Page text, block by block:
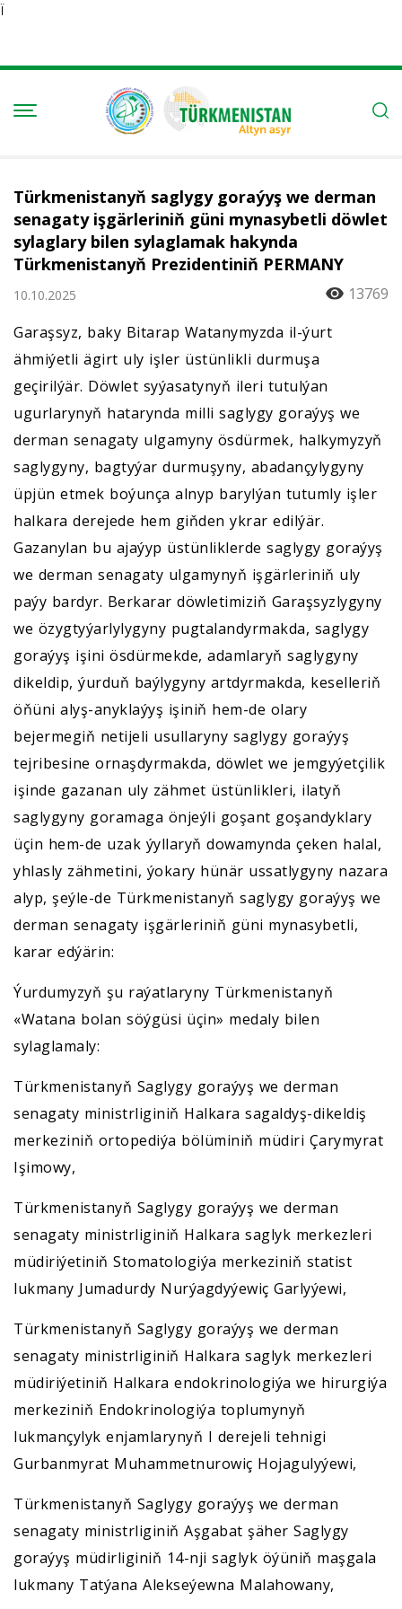
Ï
Türkmenistanyň saglygy goraýyş we derman
senagaty işgärleriniň güni mynasybetli döwlet
sylaglary bilen sylaglamak hakynda
Türkmenistanyň Prezidentiniň PERMANY
10.10.2025
13769
Garaşsyz, baky Bitarap Watanymyzda il-ýurt
ähmiýetli ägirt uly işler üstünlikli durmuşa
geçirilýär. Döwlet syýasatynyň ileri tutulýan
ugurlarynyň hatarynda milli saglygy goraýyş we
derman senagaty ulgamyny ösdürmek, halkymyzyň
saglygyny, bagtyýar durmuşyny, abadançylygyny
üpjün etmek boýunça alnyp barylýan tutumly işler
halkara derejede hem giňden ykrar edilýär.
Gazanylan bu ajaýyp üstünliklerde saglygy goraýyş
we derman senagaty ulgamynyň işgärleriniň uly
paýy bardyr. Berkarar döwletimiziň Garaşsyzlygyny
we özygtyýarlylygyny pugtalandyrmakda, saglygy
goraýyş işini ösdürmekde, adamlaryň saglygyny
dikeldip, ýurduň baýlygyny artdyrmakda, keselleriň
öňüni alyş-anyklaýyş işiniň hem-de olary
bejermegiň netijeli usullaryny saglygy goraýyş
tejribesine ornaşdyrmakda, döwlet we jemgyýetçilik
işinde gazanan uly zähmet üstünlikleri, ilatyň
saglygyny goramaga önjeýli goşant goşandyklary
üçin hem-de uzak ýyllaryň dowamynda çeken halal,
yhlasly zähmetini, ýokary hünär ussatlygyny nazara
alyp, şeýle-de Türkmenistanyň saglygy goraýyş we
derman senagaty işgärleriniň güni mynasybetli,
karar edýärin:
Ýurdumyzyň şu raýatlaryny Türkmenistanyň
«Watana bolan söýgüsi üçin» medaly bilen
sylaglamaly:
Türkmenistanyň Saglygy goraýyş we derman
senagaty ministrliginiň Halkara sagaldyş-dikeldiş
merkeziniň ortopediýa bölüminiň müdiri Çarymyrat
Işimowy,
Türkmenistanyň Saglygy goraýyş we derman
senagaty ministrliginiň Halkara saglyk merkezleri
müdiriýetiniň Stomatologiýa merkeziniň statist
lukmany Jumadurdy Nurýagdyýewiç Garlyýewi,
Türkmenistanyň Saglygy goraýyş we derman
senagaty ministrliginiň Halkara saglyk merkezleri
müdiriýetiniň Halkara endokrinologiýa we hirurgiýa
merkeziniň Endokrinologiýa toplumynyň
lukmançylyk enjamlarynyň I derejeli tehnigi
Gurbanmyrat Muhammetnurowiç Hojagulyýewi,
Türkmenistanyň Saglygy goraýyş we derman
senagaty ministrliginiň Aşgabat şäher Saglygy
goraýyş müdirliginiň 14-nji saglyk öýüniň maşgala
lukmany Tatýana Alekseýewna Malahowany,